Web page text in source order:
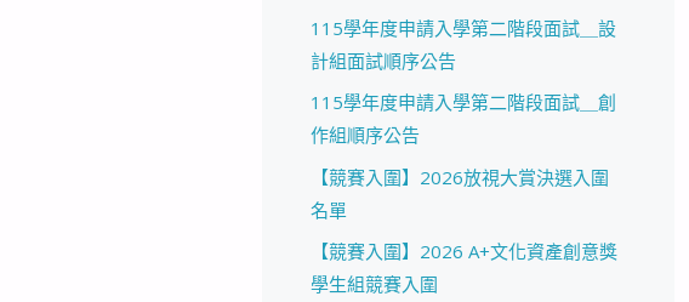
115學年度申請入學第二階段面試＿設
計組面試順序公告
115學年度申請入學第二階段面試＿創
作組順序公告
【競賽入圍】2026放視大賞決選入圍
名單
【競賽入圍】2026 A+文化資產創意獎
學生組競賽入圍